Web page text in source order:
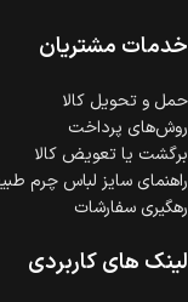
گارانتی
خدمات مشتریان
حمل‌ و تحویل کالا
روش‌های پرداخت
برگشت یا تعویض کالا
راهنمای سایز لباس چرم
رهگیری سفارشات
لینک های کاربردی